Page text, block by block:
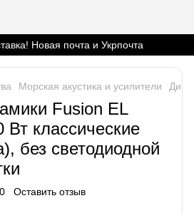
Новая почта и Укрпочта
Морская акустика и усилители
Fusion EL
Вт классические
без светодиодной
Оставить отзыв